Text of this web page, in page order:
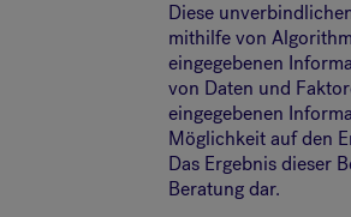
Diese
mithilfe von
eingegebenen
von Daten und
eingegebenen
Möglichkeit auf den
Das Ergebnis dieser
Beratung dar.